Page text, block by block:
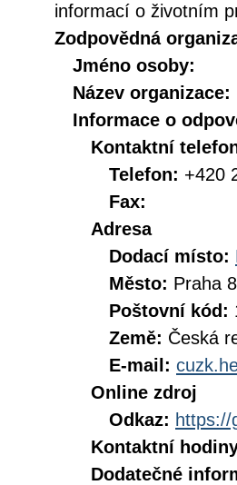
informací o životním
Zodpovědná
Jméno osoby:
Název organizace:
Informace o
Kontaktní
Telefon: +420
Fax:
Adresa
Dodací místo:
Město: Praha 8
Poštovní kód:
Země: Česká
E-mail:
Online zdroj
Odkaz: https://
Kontaktní
Dodatečné